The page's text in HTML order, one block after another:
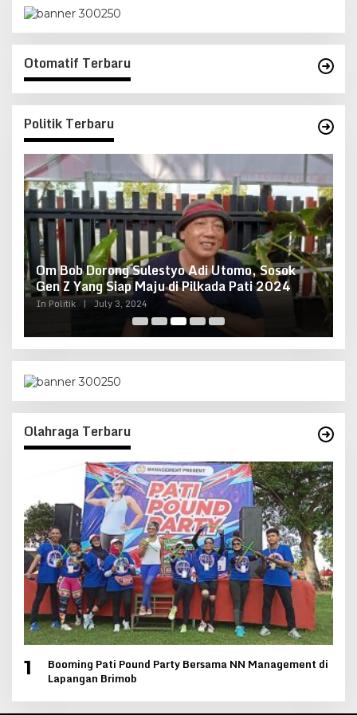
Otomatif Terbaru
Politik Terbaru
Om Bob Dorong Sulestyo Adi Utomo, Sosok
Gen Z Yang Siap Maju di Pilkada Pati 2024
In Politik | July 3, 2024
Olahraga Terbaru
1
Booming Pati Pound Party Bersama NN Management di
Lapangan Brimob